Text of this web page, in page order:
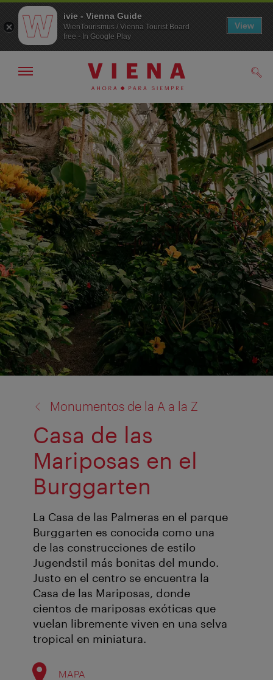
A
la
navegación
Al
contenido
Mostrar/ocultar
Monumentos de la A a la Z
Casa de las
Mariposas en el
Burggarten
La Casa de las Palmeras en el parque
Burggarten es conocida como una
de las construcciones de estilo
Jugendstil más bonitas del mundo.
Justo en el centro se encuentra la
Casa de las Mariposas, donde
cientos de mariposas exóticas que
vuelan libremente viven en una selva
tropical en miniatura.
MAPA
ivie - Vienna Guide
WienTourismus / Vienna Tourist Board
free - In Google Play
View